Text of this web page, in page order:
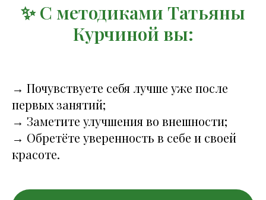
✨ С методиками Татьяны
Курчиной вы:
→ Почувствуете себя лучше уже после
первых занятий;
→ Заметите улучшения во внешности;
→ Обретёте уверенность в себе и своей
красоте.